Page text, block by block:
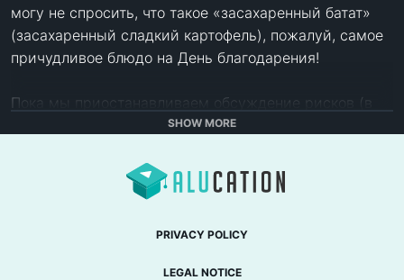
могу не спросить, что такое «засахаренный батат»
(засахаренный сладкий картофель), пожалуй, самое
причудливое блюдо на День благодарения!
Пока мы приостанавливаем обсуждение рисков (в
конце концов, сегодня День благодарения), я
провести исследование происхождения этой
странной и чудесной иконы американского ужина на
SHOW MORE
PRIVACY POLICY
LEGAL NOTICE